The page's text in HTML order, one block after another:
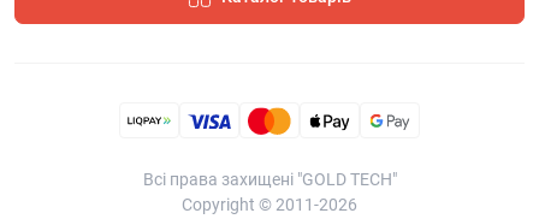
Всі права захищені "GOLD TECH"
Copyright © 2011-2026